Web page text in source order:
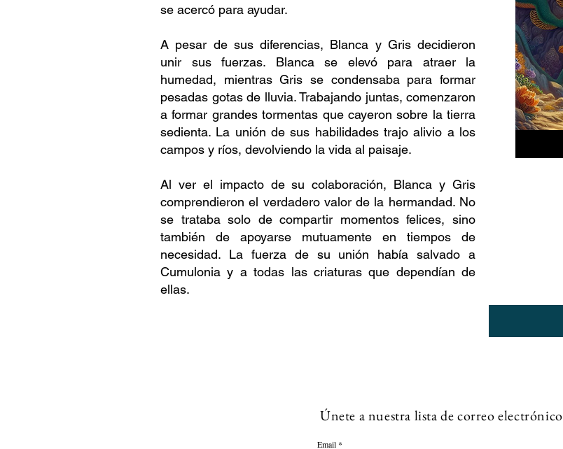
se acercó para ayudar.
A pesar de sus diferencias, Blanca y Gris decidieron
unir sus fuerzas. Blanca se elevó para atraer la
humedad, mientras Gris se condensaba para formar
pesadas gotas de lluvia. Trabajando juntas, comenzaron
a formar grandes tormentas que cayeron sobre la tierra
sedienta. La unión de sus habilidades trajo alivio a los
campos y ríos, devolviendo la vida al paisaje.
Al ver el impacto de su colaboración, Blanca y Gris
comprendieron el verdadero valor de la hermandad. No
se trataba solo de compartir momentos felices, sino
también de apoyarse mutuamente en tiempos de
necesidad. La fuerza de su unión había salvado a
Cumulonia y a todas las criaturas que dependían de
ellas.
Únete a nuestra lista de correo electrónico
Email